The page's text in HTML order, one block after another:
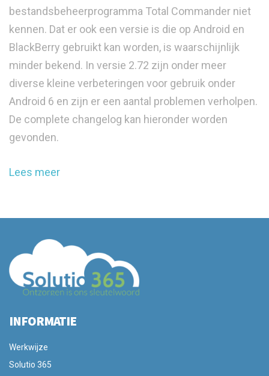
bestandsbeheerprogramma Total Commander niet
kennen. Dat er ook een versie is die op Android en
BlackBerry gebruikt kan worden, is waarschijnlijk
minder bekend. In versie 2.72 zijn onder meer
diverse kleine verbeteringen voor gebruik onder
Android 6 en zijn er een aantal problemen verholpen.
De complete changelog kan hieronder worden
gevonden.
Lees meer
INFORMATIE
Werkwijze
Solutio 365